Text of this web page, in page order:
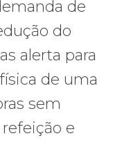
de
do
alerta para
de uma
sem
e